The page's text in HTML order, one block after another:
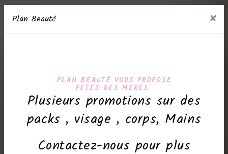
Plan Beauté ×
PLAN BEAUTÉ VOUS PROPOSE
FETES DES MERES
Plusieurs promotions sur des
packs , visage , corps, Mains
Contactez-nous pour plus